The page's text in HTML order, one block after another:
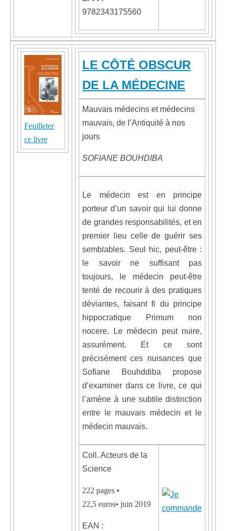
9782343175560
Feuilleter
ce livre
LE CÔTÉ OBSCUR
DE LA MÉDECINE
Mauvais médecins et médecins
mauvais, de l’Antiquité à nos
jours
SOFIANE BOUHDIBA
Le médecin est en principe
porteur d’un savoir qui lui donne
de grandes responsabilités, et en
premier lieu celle de guérir ses
semblables. Seul hic, peut-être :
le savoir ne suffisant pas
toujours, le médecin peut-être
tenté de recourir à des pratiques
déviantes, faisant fi du principe
hippocratique Primum non
nocere. Le médecin peut nuire,
assurément. Et ce sont
précisément ces nuisances que
Sofiane Bouhddiba propose
d’examiner dans ce livre, ce qui
l’amène à une subtile distinction
entre le mauvais médecin et le
médecin mauvais.
Coll. Acteurs de la
Science
222 pages •
22,5 euros• juin 2019
EAN :